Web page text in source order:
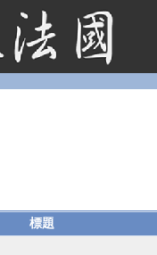
標題